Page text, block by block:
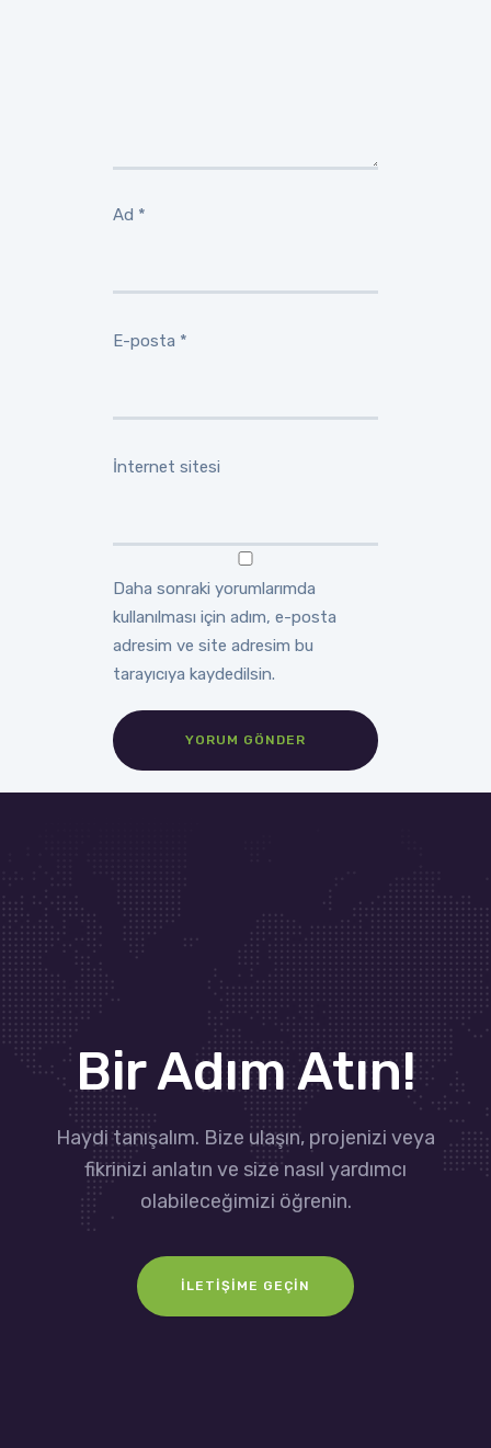
Ad *
E-posta *
İnternet sitesi
Daha sonraki yorumlarımda
kullanılması için adım, e-posta
adresim ve site adresim bu
tarayıcıya kaydedilsin.
Bir Adım Atın!
Haydi tanışalım. Bize ulaşın, projenizi veya
fikrinizi anlatın ve size nasıl yardımcı
olabileceğimizi öğrenin.
İLETIŞIME GEÇIN